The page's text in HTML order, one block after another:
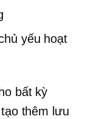
yếu hoạt
bất kỳ
thêm lưu